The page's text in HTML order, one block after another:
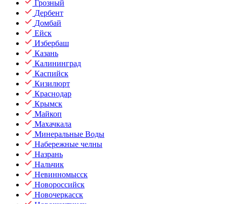
Грозный
Дербент
Домбай
Ейск
Избербаш
Казань
Калининград
Каспийск
Кизилюрт
Краснодар
Крымск
Майкоп
Махачкала
Минеральные Воды
Набережные челны
Назрань
Нальчик
Невинномысск
Новороссийск
Новочеркасск